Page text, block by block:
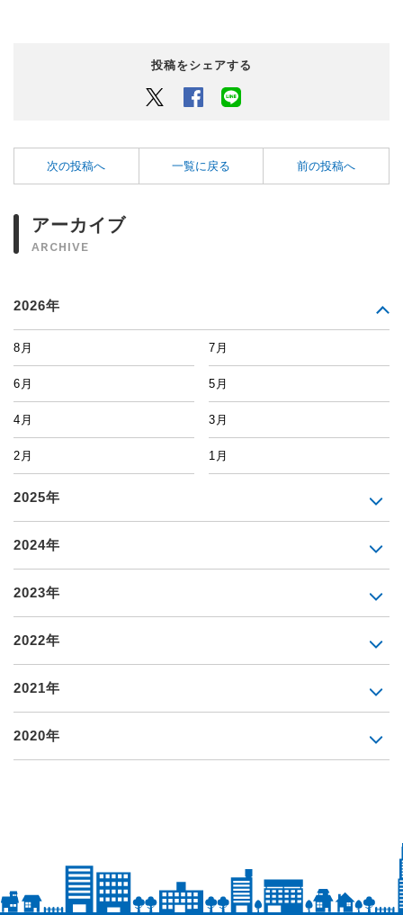
投稿をシェアする
Twitter Facebook
次の投稿へ 一覧に戻る 前の投稿へ
アーカイブ
ARCHIVE
2026年
8月 7月
6月 5月
4月 3月
2月 1月
2025年
2024年
2023年
2022年
2021年
2020年